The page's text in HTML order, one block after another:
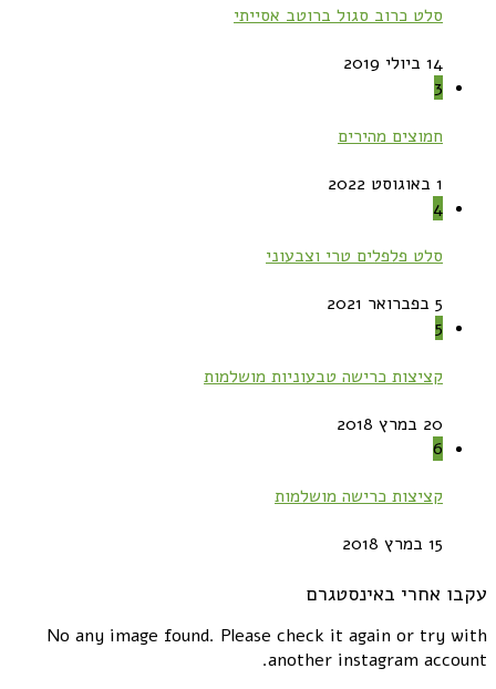
סלט כרוב סגול ברוטב אסייתי
14 ביולי 2019
3
חמוצים מהירים
1 באוגוסט 2022
4
סלט פלפלים טרי וצבעוני
5 בפברואר 2021
5
קציצות כרישה טבעוניות מושלמות
20 במרץ 2018
6
קציצות כרישה מושלמות
15 במרץ 2018
עקבו אחרי באינסטגרם
No any image found. Please check it again or try with
another instagram account.